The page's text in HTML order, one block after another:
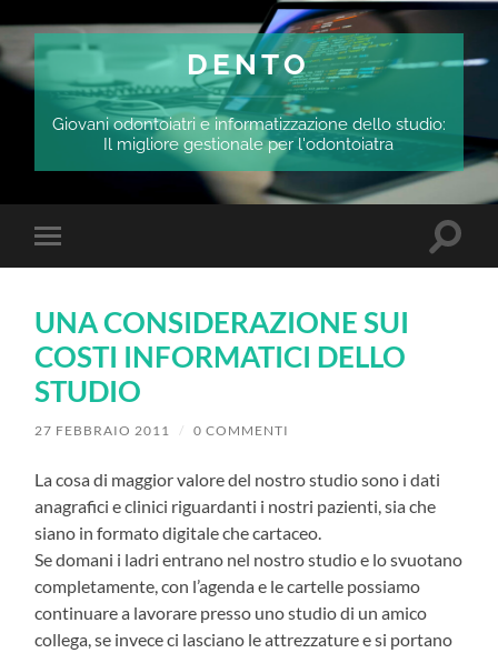
DENTO
Giovani odontoiatri e informatizzazione dello studio:
Il migliore gestionale per l'odontoiatra
Attiva/disattiva
il
dispositivi
mobili
UNA CONSIDERAZIONE SUI
COSTI INFORMATICI DELLO
STUDIO
27 FEBBRAIO 2011 / 0 COMMENTI
La cosa di maggior valore del nostro studio sono i dati
anagrafici e clinici riguardanti i nostri pazienti, sia che
siano in formato digitale che cartaceo.
Se domani i ladri entrano nel nostro studio e lo svuotano
completamente, con l’agenda e le cartelle possiamo
continuare a lavorare presso uno studio di un amico
collega, se invece ci lasciano le attrezzature e si portano